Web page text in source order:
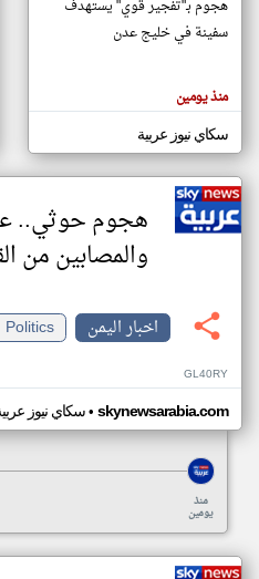
أهم
المقالات
هنا عن
وجهة
كاتبيها.
هجوم بـ"تفجير قوي" يستهدف
سفينة في خليج عدن
منذ يومين
سكاي نيوز عربية
هجوم حوثي..
والمصابين من
اخبار اليمن
Politics
GL40RY
سكاي نيوز• skynewsarabia.com
منذ
يومين